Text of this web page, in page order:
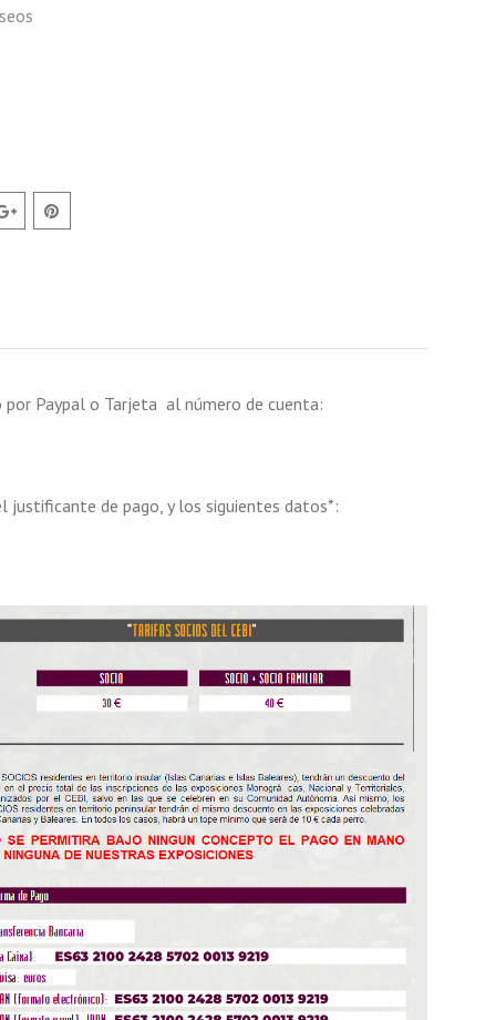
Paypal o Tarjeta al número de cuenta:
justificante de pago, y los siguientes datos*: